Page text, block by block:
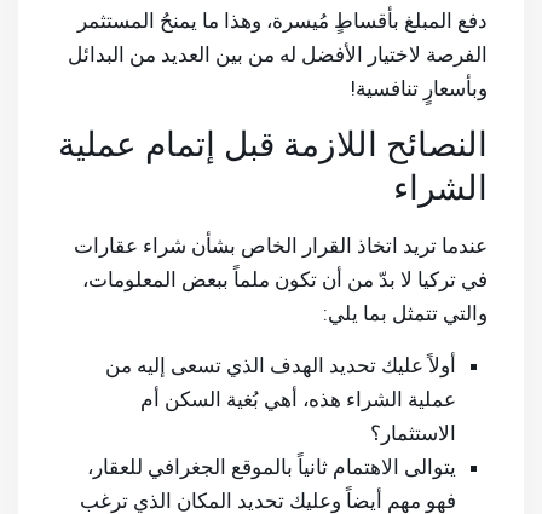
دفع المبلغ بأقساطٍ مُيسرة، وهذا ما يمنحُ المستثمر
الفرصة لاختيار الأفضل له من بين العديد من البدائل
وبأسعارٍ تنافسية!
النصائح اللازمة قبل إتمام عملية
الشراء
عندما تريد اتخاذ القرار الخاص بشأن شراء عقارات
في تركيا لا بدّ من أن تكون ملماً ببعض المعلومات،
والتي تتمثل بما يلي:
أولاً عليك تحديد الهدف الذي تسعى إليه من
عملية الشراء هذه، أهي بُغية السكن أم
الاستثمار؟
يتوالى الاهتمام ثانياً بالموقع الجغرافي للعقار،
فهو مهم أيضاً وعليك تحديد المكان الذي ترغب